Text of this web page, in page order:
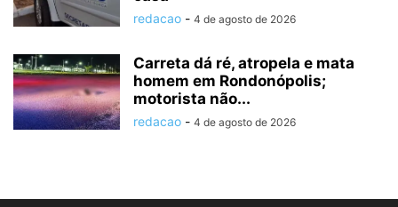
redacao - 4 de agosto de 2026
Carreta dá ré, atropela e mata
homem em Rondonópolis;
motorista não...
redacao - 4 de agosto de 2026